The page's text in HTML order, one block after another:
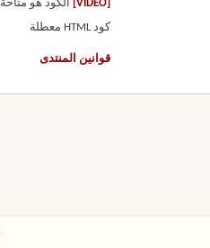
الكود هو متاحة
كود HTML معطلة
قوانين المنتدى